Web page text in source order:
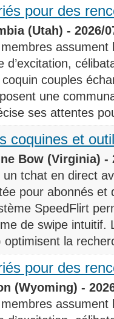
pour des
(Utah) - 2026/
d’excitation,
couples
une
ses attentes
coquines et
Bow (Virginia) -
tchat en direct
pour abonnés et
SpeedFlirt
de swipe intuitif.
optimisent la
pour des
(Wyoming) -